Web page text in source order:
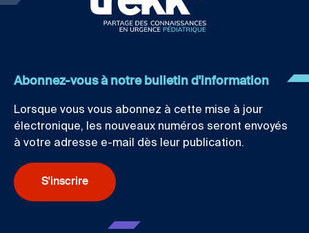
Abonnez-vous à notre bulletin d'information
Lorsque vous vous abonnez à cette mise à jour
électronique, les nouveaux numéros seront envoyés
à votre adresse e-mail dès leur publication.
S'inscrire